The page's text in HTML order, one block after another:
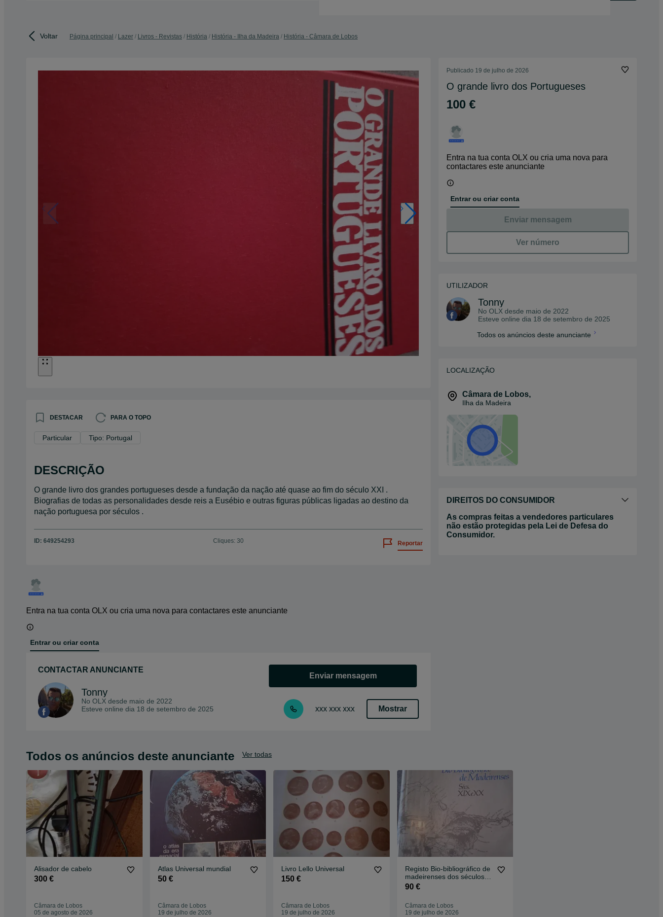
Voltar Página principal Lazer Livros - Revistas História História - Ilha da Madeira História - Câmara de Lobos
DESTACAR PARA O TOPO
Particular Tipo: Portugal
DESCRIÇÃO
O grande livro dos grandes portugueses desde a fundação da nação até quase ao fim do século XXI .
Biografias de todas as personalidades desde reis a Eusébio e outras figuras públicas ligadas ao destino da
nação portuguesa por séculos .
ID: 649254293 Cliques: 30 Reportar
Entra na tua conta OLX ou cria uma nova para contactares este anunciante
Entrar ou criar conta
CONTACTAR ANUNCIANTE
Tonny
No OLX desde maio de 2022
Esteve online dia 18 de setembro de 2025
Enviar mensagem
xxx xxx xxx Mostrar
Publicado 19 de julho de 2026
O grande livro dos Portugueses
100 €
Entra na tua conta OLX ou cria uma nova para
contactares este anunciante
Entrar ou criar conta
Enviar mensagem
Ver número
UTILIZADOR
Tonny
No OLX desde maio de 2022
Esteve online dia 18 de setembro de 2025
Todos os anúncios deste anunciante
LOCALIZAÇÃO
Câmara de Lobos,
Ilha da Madeira
DIREITOS DO CONSUMIDOR
As compras feitas a vendedores particulares
não estão protegidas pela Lei de Defesa do
Consumidor.
Todos os anúncios deste anunciante Ver todas
Alisador de cabelo
300 €
Câmara de Lobos
05 de agosto de 2026
Atlas Universal mundial
50 €
Câmara de Lobos
19 de julho de 2026
Livro Lello Universal
150 €
Câmara de Lobos
19 de julho de 2026
Registo Bio-bibliográfico de
madeirenses dos séculos
XIX e XX
90 €
Câmara de Lobos
19 de julho de 2026